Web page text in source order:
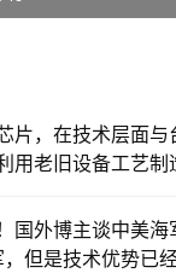
片，在技术层面
用老旧设备工艺制
国外博主谈中美
但是技术优势已